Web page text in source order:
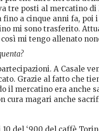
tre posti al mercatino
a cinque anni fa, poi
mi sono trasferito.
mi tengo allenato
A Casale
Grazie al fatto che
il mercatino era anche
cura magari anche